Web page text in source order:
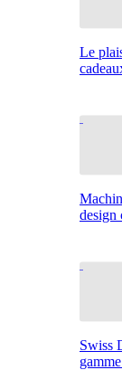
Le
design
Swiss